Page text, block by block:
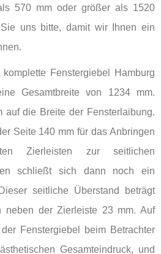
570 mm oder größer als 1520
uns bitte, damit wir Ihnen ein
Fenstergiebel Hamburg
Gesamtbreite von 1234 mm.
auf die Breite der Fensterlaibung.
Seite 140 mm für das Anbringen
Zierleisten zur seitlichen
schließt sich dann noch ein
seitliche Überstand beträgt
neben der Zierleiste 23 mm. Auf
Fenstergiebel beim Betrachter
Gesamteindruck, und